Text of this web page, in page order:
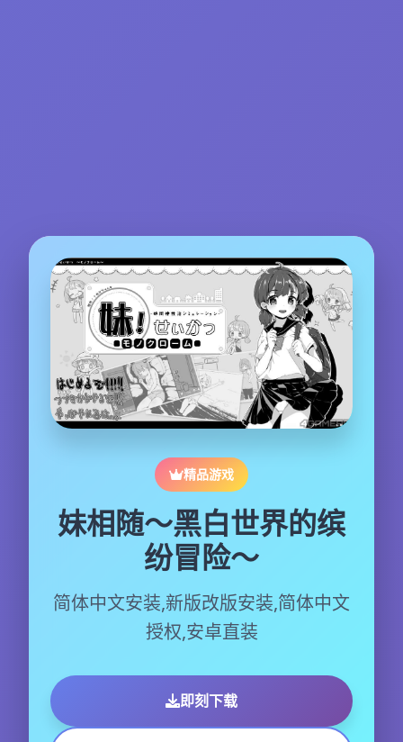
精品游戏
妹相随～黑白世界的缤
纷冒险～
简体中文安装,新版改版安装,简体中文
授权,安卓直装
即刻下载